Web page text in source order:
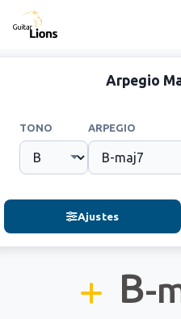
Arpegio
TONO ARPEGIO
Ajustes
B-